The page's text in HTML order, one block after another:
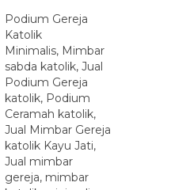
Podium Gereja
Katolik
Minimalis, Mimbar
sabda katolik, Jual
Podium Gereja
katolik, Podium
Ceramah katolik,
Jual Mimbar Gereja
katolik Kayu Jati,
Jual mimbar
gereja, mimbar